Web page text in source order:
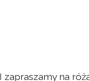
zapraszamy na